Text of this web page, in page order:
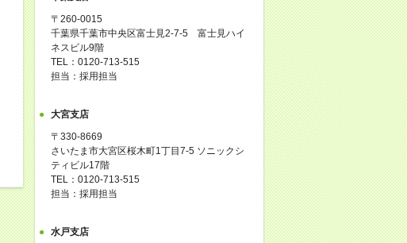
〒260-0015
千葉県千葉市中央区富士見2-7-5 富士見ハイ
ネスビル9階
TEL：0120-713-515
担当：採用担当
大宮支店
〒330-8669
さいたま市大宮区桜木町1丁目7-5 ソニックシ
ティビル17階
TEL：0120-713-515
担当：採用担当
水戸支店